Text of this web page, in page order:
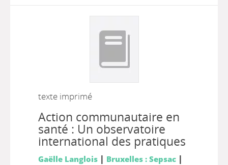
texte imprimé
Action communautaire en
santé : Un observatoire
international des pratiques
Gaëlle Langlois | Bruxelles : Sepsac|